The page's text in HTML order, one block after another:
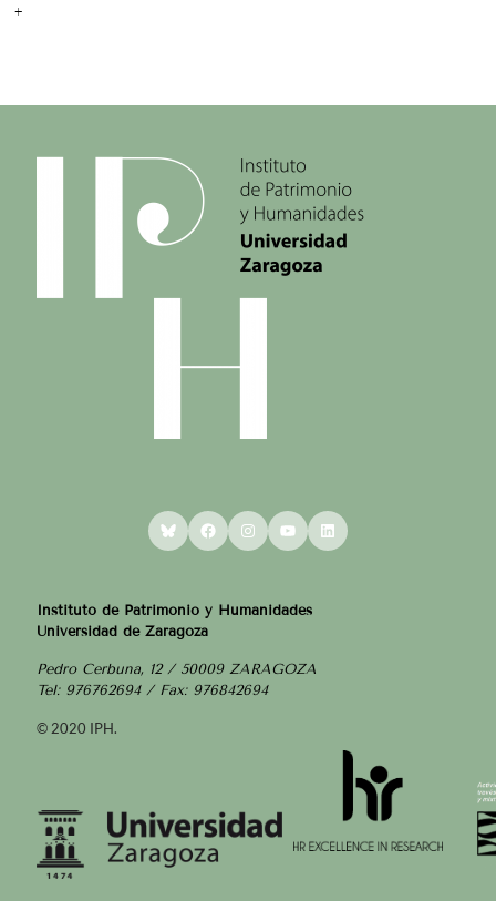
+
BlueskyFacebookInstagram
YouTubeLinkedIn
Instituto de Patrimonio y Humanidades
Universidad de Zaragoza
Pedro Cerbuna, 12 / 50009 ZARAGOZA
Tel: 976762694 / Fax: 976842694
© 2020 IPH.